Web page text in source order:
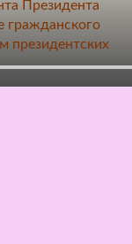
Президента
гражданского
президентских